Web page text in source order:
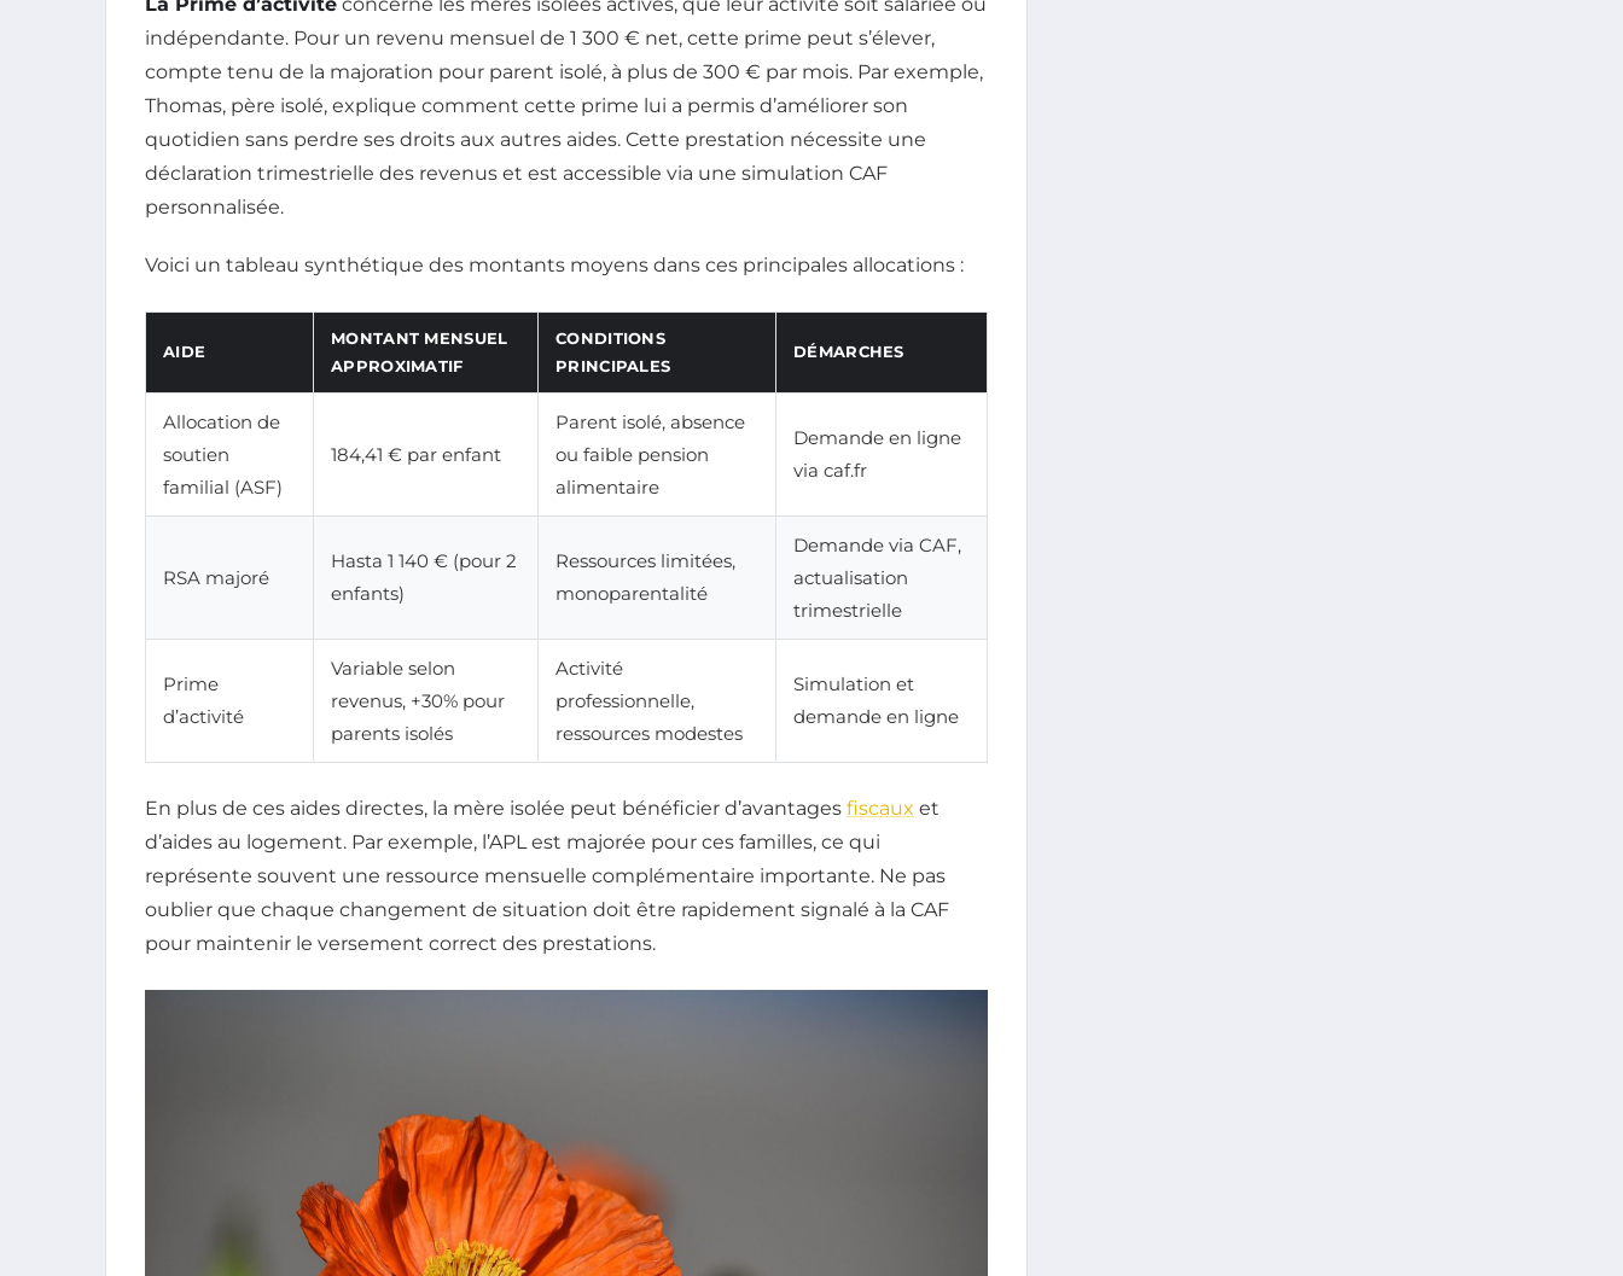
indépendante. Pour un revenu mensuel de 1 300 € net, cette prime peut s’élever,
compte tenu de la majoration pour parent isolé, à plus de 300 € par mois. Par exemple,
Thomas, père isolé, explique comment cette prime lui a permis d’améliorer son
quotidien sans perdre ses droits aux autres aides. Cette prestation nécessite une
déclaration trimestrielle des revenus et est accessible via une simulation CAF
personnalisée.
Voici un tableau synthétique des montants moyens dans ces principales allocations :
AIDE
MONTANT MENSUEL
APPROXIMATIF
CONDITIONS
PRINCIPALES
DÉMARCHES
Allocation de
soutien
familial (ASF)
184,41 € par enfant
Parent isolé, absence
ou faible pension
alimentaire
Demande en ligne
via caf.fr
RSA majoré
Hasta 1 140 € (pour 2
enfants)
Ressources limitées,
monoparentalité
Demande via CAF,
actualisation
trimestrielle
Prime
d’activité
Variable selon
revenus, +30% pour
parents isolés
Activité
professionnelle,
ressources modestes
Simulation et
demande en ligne
En plus de ces aides directes, la mère isolée peut bénéficier d’avantages fiscaux et
d’aides au logement. Par exemple, l’APL est majorée pour ces familles, ce qui
représente souvent une ressource mensuelle complémentaire importante. Ne pas
oublier que chaque changement de situation doit être rapidement signalé à la CAF
pour maintenir le versement correct des prestations.